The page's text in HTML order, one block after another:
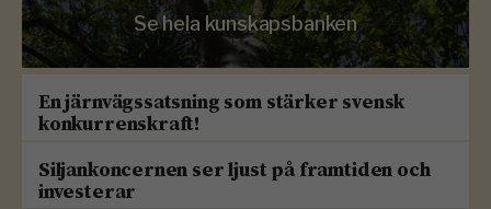
Se hela kunskapsbanken
En järnvägssatsning som stärker svensk
konkurrenskraft!
Siljankoncernen ser ljust på framtiden och
investerar